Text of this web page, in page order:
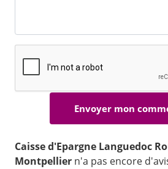
Caisse d'Epargne Languedoc
Montpellier n'a pas encore